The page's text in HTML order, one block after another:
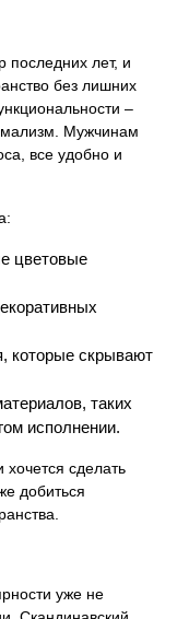
лет, и
без лишних
–
Мужчинам
все удобно и
цветовые
которые скрывают
таких
исполнении.
сделать
добиться
уже не